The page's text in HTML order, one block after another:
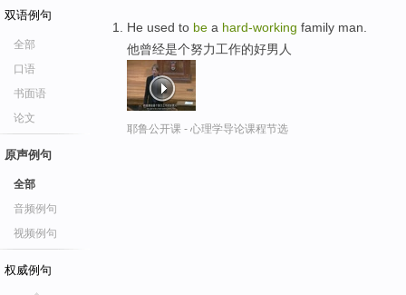
双语例句
全部
口语
书面语
论文
原声例句
全部
音频例句
视频例句
权威例句
He used to be a hard-working family man.
他曾经是个努力工作的好男人
耶鲁公开课 - 心理学导论课程节选